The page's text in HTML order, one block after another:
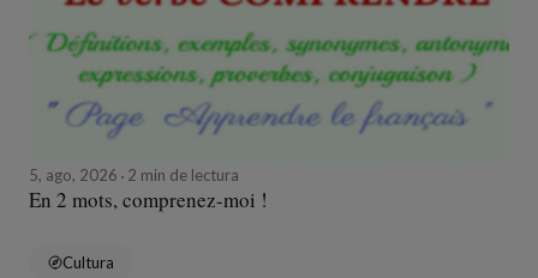
5, ago, 2026 2 min de lectura
En 2 mots, comprenez-moi !
Cultura